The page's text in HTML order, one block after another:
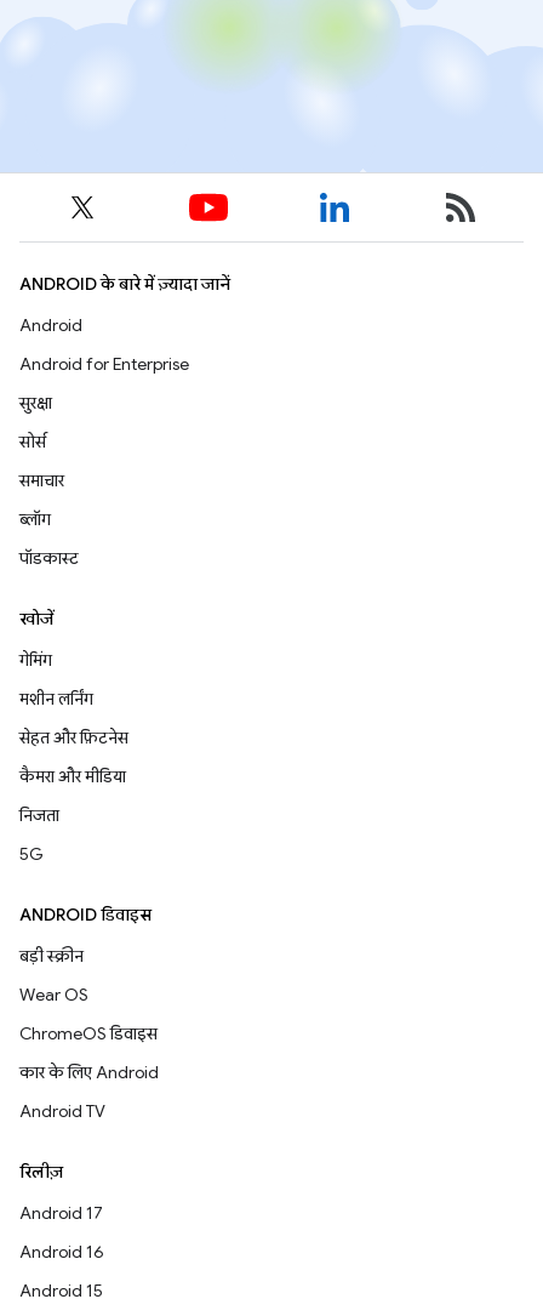
ANDROID के बारे में ज़्यादा जानें
Android
Android for Enterprise
सुरक्षा
सोर्स
समाचार
ब्लॉग
पॉडकास्ट
खोजें
गेमिंग
मशीन लर्निंग
सेहत और फ़िटनेस
कैमरा और मीडिया
निजता
5G
ANDROID डिवाइस
बड़ी स्क्रीन
Wear OS
ChromeOS डिवाइस
कार के लिए Android
Android TV
रिलीज़
Android 17
Android 16
Android 15